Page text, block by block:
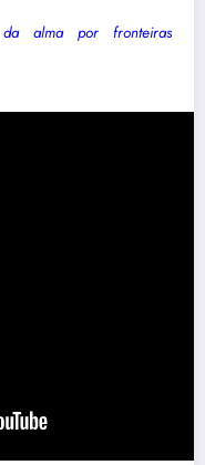
alma por fronteiras